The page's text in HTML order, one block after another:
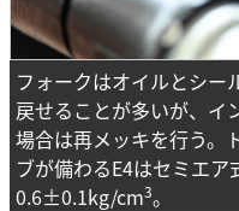
フォークはオイルとシー
戻せることが多いが、イ
場合は再メッキを行う。
ブが備わるE4はセミエア
0.6±0.1kg/cm3。